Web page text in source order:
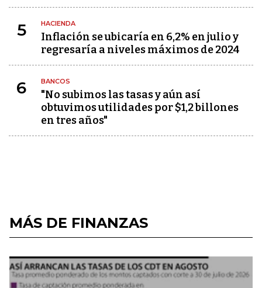
5 HACIENDA
Inflación se ubicaría en 6,2% en julio y
regresaría a niveles máximos de 2024
6 BANCOS
"No subimos las tasas y aún así
obtuvimos utilidades por $1,2 billones
en tres años"
MÁS DE FINANZAS